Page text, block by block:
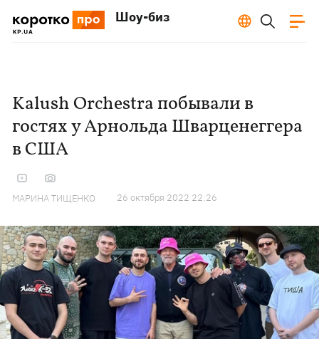
Шоу-биз
Kalush Orchestra побывали в
гостях у Арнольда Шварценеггера
в США
МАРИНА ТИЩЕНКО 26 октября 2022 22:26